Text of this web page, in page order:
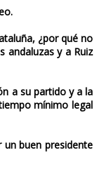
¿por qué no
andaluzas y a Ruiz
a su partido y a la
mínimo legal
buen presidente